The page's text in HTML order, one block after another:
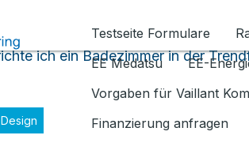
Testseite Formulare
EE Medatsu
EE-
Vorgaben für Vaillant
Finanzierung anfragen
ich ein Badezimmer in der
Design